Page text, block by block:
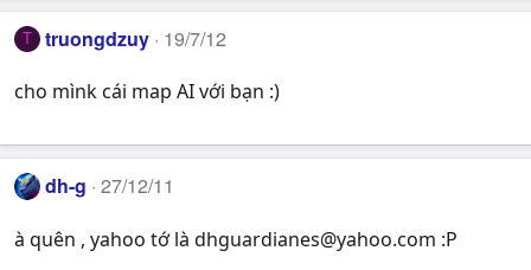
T truongdzuy 19/7/12
cho mìnk cái map AI với bạn :)
dh-g 27/12/11
à quên , yahoo tớ là dhguardianes@yahoo.com :P